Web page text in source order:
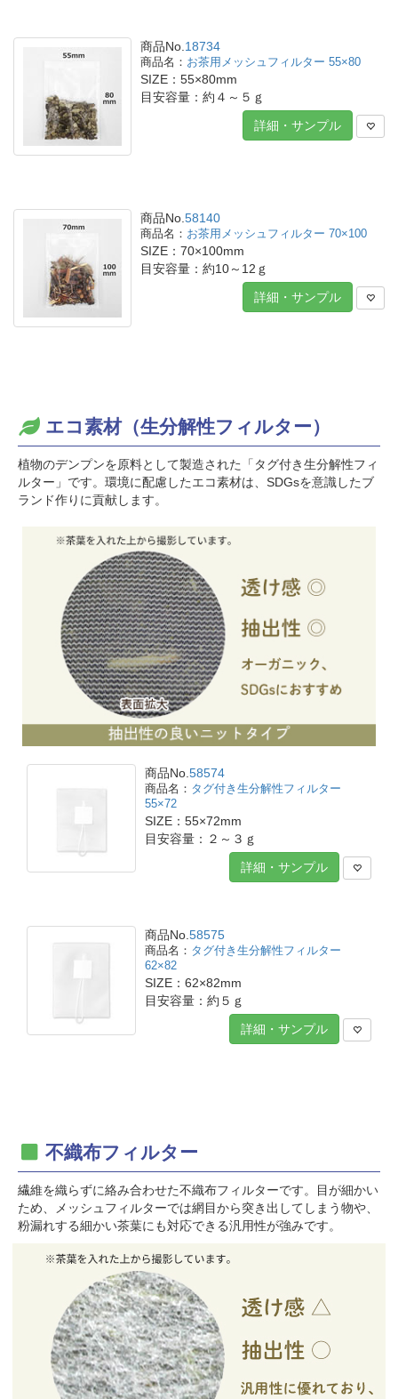
商品No.18734
お茶用メッシュフィルター 55×80
SIZE：55×80mm
目安容量：約４～５ｇ
詳細・サンプル
商品No. 58140
お茶用メッシュフィルター 70×100
SIZE：70×100mm
目安容量：約10～12ｇ
詳細・サンプル
エコ素材（生分解性フィルター）
植物のデンプンを原料として製造された「タグ付き生分解性フィ
ルター」です。環境に配慮したエコ素材は、SDGsを意識したブ
ランド作りに貢献します。
商品No. 58574
タグ付き生分解性フィルター
55×72
SIZE：55×72mm
目安容量：２～３ｇ
詳細・サンプル
商品No.58575
タグ付き生分解性フィルター
62×82
SIZE：62×82mm
目安容量：約５ｇ
詳細・サンプル
不織布フィルター
繊維を織らずに絡み合わせた不織布フィルターです。目が細かい
ため、メッシュフィルターでは網目から突き出してしまう物や、
粉漏れする細かい茶葉にも対応できる汎用性が強みです。